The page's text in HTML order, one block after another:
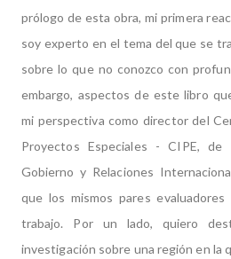
prólogo de esta obra, mi primera
soy experto en el tema del que se
sobre lo que no conozco con
embargo, aspectos de este libro
mi perspectiva como director del
Proyectos Especiales - CIPE, de
Gobierno y Relaciones
que los mismos pares
trabajo. Por un lado, quiero
investigación sobre una región en la